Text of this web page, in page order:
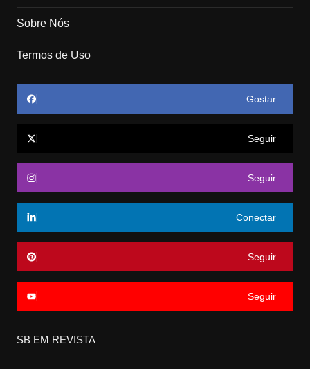
Sobre Nós
Termos de Uso
Gostar
Seguir
Seguir
Conectar
Seguir
Seguir
SB EM REVISTA